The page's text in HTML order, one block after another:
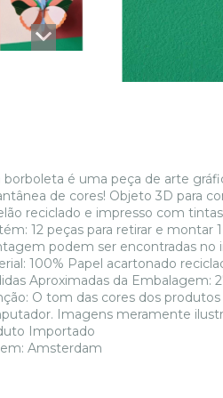
borboleta é uma peça de arte
de cores! Objeto 3D para
reciclado e impresso com
12 peças para retirar e
podem ser encontradas no
100% Papel acartonado
Aproximadas da Embalagem:
O tom das cores dos
Imagens meramente
Importado
Amsterdam